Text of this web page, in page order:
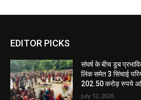
EDITOR PICKS
संघर्ष के बीच डूब
लिंक समेत 3 सिंचाई
202.50 करोड़ रुपये
July 12, 2026